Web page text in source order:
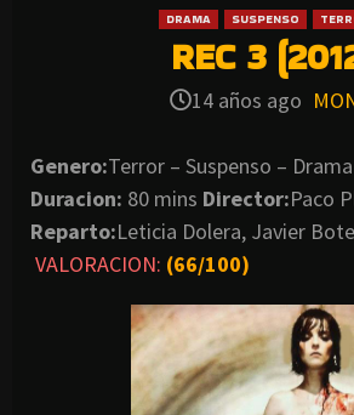
DRAMA SUSPENSO
REC 3
14 años ago
Genero:Terror – Suspenso – Drama
Duracion: 80 mins Director:Paco
Reparto:Leticia Dolera, Javier
VALORACION: (66/100)